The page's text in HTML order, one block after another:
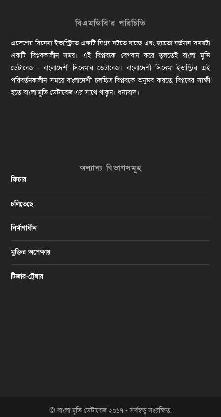
বিএমডিবি’র পরিচিতি
এদেশের সিনেমা ইন্ডাস্ট্রিতে একটি বিপ্লব ঘটতে যাচ্ছে এবং হয়তো বর্তমান সময়টা
একটি বিপ্লবকালীন সময়। এই বিপ্লবকে বেগবান করে তুলতেই বাংলা মুভি
ডেটাবেজ - বাংলাদেশী সিনেমার ডেটাবেজ। বাংলাদেশী সিনেমা ইন্ডাস্ট্রির এই
পরিবর্তনকালীন সময়ে বাংলাদেশী চলচ্চিত্র বিপ্লবকে অনুভব করতে, বিপ্লবের সাক্ষী
হতে বাংলা মুভি ডেটাবেজ এর সাথে থাকুন। ধন্যবাদ।
অন্যান্য বিভাগসমূহ
ফিচার
চলিতেছে
নির্মাণাধীন
মুক্তির অপেক্ষায়
টিজার-ট্রেলার
© বাংলা মুভি ডেটাবেজ ২০১৭ - সর্বস্বত্ত্ব সংরক্ষিত.